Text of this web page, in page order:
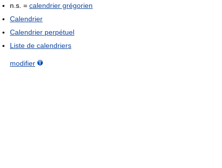
n.s. = calendrier grégorien
Calendrier
Calendrier perpétuel
Liste de calendriers
modifier